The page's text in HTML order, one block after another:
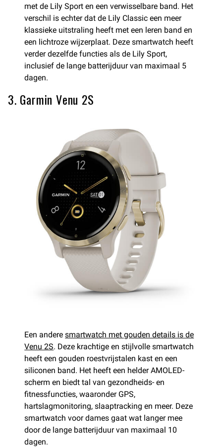
met de Lily Sport en een verwisselbare band. Het
verschil is echter dat de Lily Classic een meer
klassieke uitstraling heeft met een leren band en
een lichtroze wijzerplaat. Deze smartwatch heeft
verder dezelfde functies als de Lily Sport,
inclusief de lange batterijduur van maximaal 5
dagen.
3. Garmin Venu 2S
Een anderesmartwatch met gouden details is de
Venu 2S. Deze krachtige en stijlvolle smartwatch
heeft een gouden roestvrijstalen kast en een
siliconen band. Het heeft een helder AMOLED-
scherm en biedt tal van gezondheids- en
fitnessfuncties, waaronder GPS,
hartslagmonitoring, slaaptracking en meer. Deze
smartwatch voor dames gaat wat langer mee
door de lange batterijduur van maximaal 10
dagen.